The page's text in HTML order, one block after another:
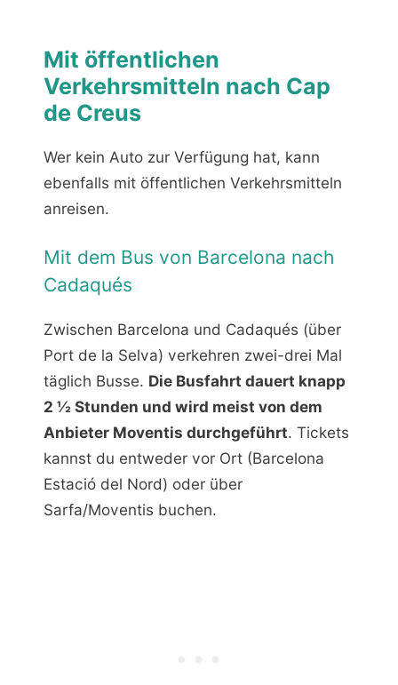
Mit öffentlichen
Verkehrsmitteln nach Cap
de Creus
Wer kein Auto zur Verfügung hat, kann
ebenfalls mit öffentlichen Verkehrsmitteln
anreisen.
Mit dem Bus von Barcelona nach
Cadaqués
Zwischen Barcelona und Cadaqués (über
Port de la Selva) verkehren zwei-drei Mal
täglich Busse. Die Busfahrt dauert knapp
2 ½ Stunden und wird meist von dem
Anbieter Moventis durchgeführt. Tickets
kannst du entweder vor Ort (Barcelona
Estació del Nord) oder über
Sarfa/Moventis buchen.